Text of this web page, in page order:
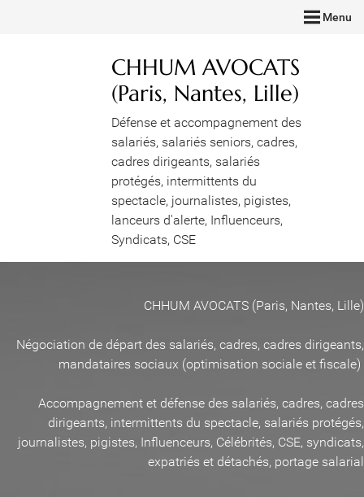
Menu
CHHUM AVOCATS
(Paris, Nantes, Lille)
Défense et accompagnement des
salariés, salariés seniors, cadres,
cadres dirigeants, salariés
protégés, intermittents du
spectacle, journalistes, pigistes,
lanceurs d'alerte, Influenceurs,
Syndicats, CSE
CHHUM AVOCATS (Paris, Nantes, Lille)
Négociation de départ des salariés, cadres, cadres dirigeants,
mandataires sociaux (optimisation sociale et fiscale)
Accompagnement et défense des salariés, cadres, cadres
dirigeants, intermittents du spectacle, salariés protégés,
journalistes, pigistes, Influenceurs, Célébrités, CSE, syndicats,
expatriés et détachés, portage salarial